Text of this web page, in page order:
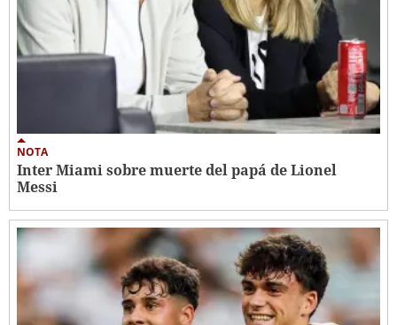
NOTA
Inter Miami sobre muerte del papá de Lionel
Messi